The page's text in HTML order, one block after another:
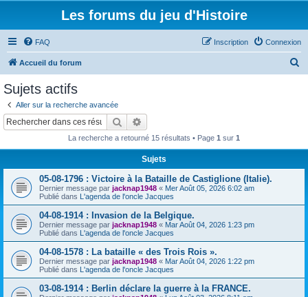
Les forums du jeu d'Histoire
FAQ Connexion
Inscription
Accueil du forum
Sujets actifs
Aller sur la recherche avancée
Rechercher
La recherche a retourné 15 résultats • Page 1 sur 1
Sujets
05-08-1796 : Victoire à la Bataille de Castiglione (Italie).
Dernier message par jacknap1948 « Mer Août 05, 2026 6:02 am
Publié dans L'agenda de l'oncle Jacques
04-08-1914 : Invasion de la Belgique.
Dernier message par jacknap1948 « Mar Août 04, 2026 1:23 pm
Publié dans L'agenda de l'oncle Jacques
04-08-1578 : La bataille « des Trois Rois ».
Dernier message par jacknap1948 « Mar Août 04, 2026 1:22 pm
Publié dans L'agenda de l'oncle Jacques
03-08-1914 : Berlin déclare la guerre à la FRANCE.